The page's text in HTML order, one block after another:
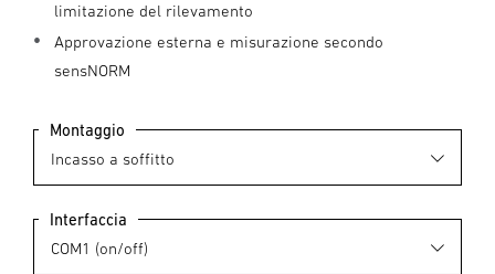
limitazione del rilevamento
Approvazione esterna e misurazione secondo
sensNORM
Montaggio
Interfaccia